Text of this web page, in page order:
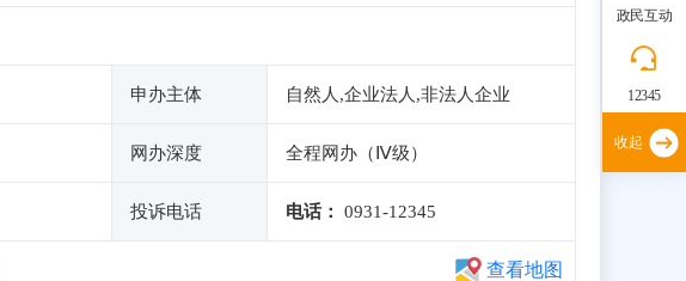
申办主体 自然人,企业法人,非法人企业
网办深度 全程网办（Ⅳ级）
投诉电话 电话： 0931-12345
查看地图
政民互动
12345
收起